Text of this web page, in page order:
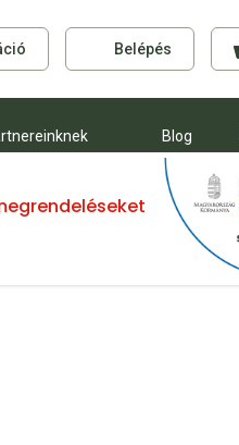
Belépés
Blog